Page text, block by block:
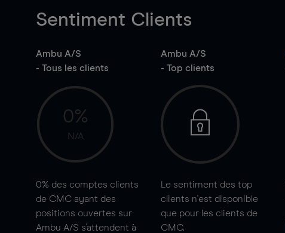
Sentiment Clients
Ambu A/S
- Tous les clients
0%
N/A
0% des comptes clients
de CMC ayant des
positions ouvertes sur
Ambu A/S s'attendent à
Ambu A/S
- Top clients
Le sentiment des top
clients n'est disponible
que pour les clients de
CMC.